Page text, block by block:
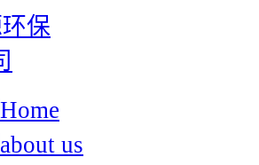
Home
about us